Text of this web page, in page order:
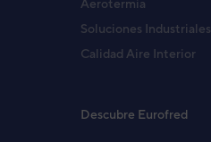
Aerotermia
Soluciones Industriales
Calidad Aire Interior
Descubre Eurofred